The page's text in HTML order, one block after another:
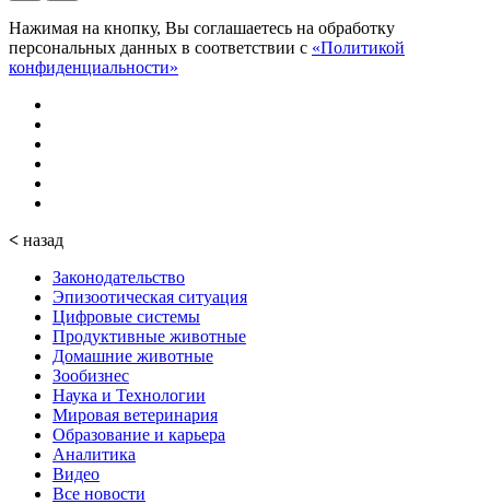
Нажимая на кнопку, Вы соглашаетесь на обработку
персональных данных в соответствии с «Политикой
конфиденциальности»
< назад
Законодательство
Эпизоотическая ситуация
Цифровые системы
Продуктивные животные
Домашние животные
Зообизнес
Наука и Технологии
Мировая ветеринария
Образование и карьера
Аналитика
Видео
Все новости